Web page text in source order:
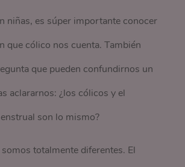
niñas, es súper importante conocer
que cólico nos cuenta. También
que pueden confundirnos un
aclararnos: ¿los cólicos y el
son lo mismo?
totalmente diferentes. El